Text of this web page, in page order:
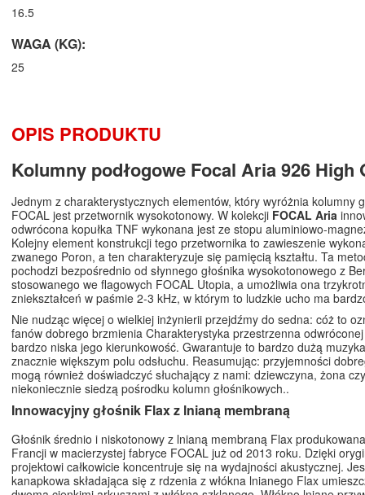
16.5
WAGA (KG):
25
OPIS PRODUKTU
Kolumny podłogowe Focal Aria 926
Jednym z charakterystycznych elementów, który wyróżnia kolumny
FOCAL jest przetwornik wysokotonowy. W kolekcji FOCAL Aria
odwrócona kopułka TNF wykonana jest ze stopu aluminiowo-
Kolejny element konstrukcji tego przetwornika to zawieszenie
zwanego Poron, a ten charakteryzuje się pamięcią kształtu. Ta
pochodzi bezpośrednio od słynnego głośnika wysokotonowego z
stosowanego we flagowych FOCAL Utopia, a umożliwia ona
zniekształceń w paśmie 2-3 kHz, w którym to ludzkie ucho ma
Nie nudząc więcej o wielkiej inżynierii przejdźmy do sedna: cóż to
fanów dobrego brzmienia Charakterystyka przestrzenna odwróconej
bardzo niska jego kierunkowość. Gwarantuje to bardzo dużą
znacznie większym polu odsłuchu. Reasumując: przyjemności
mogą również doświadczyć słuchający z nami: dziewczyna, żona
niekoniecznie siedzą pośrodku kolumn głośnikowych..
Innowacyjny głośnik Flax z lnianą membraną
Głośnik średnio i niskotonowy z lnianą membraną Flax
Francji w macierzystej fabryce FOCAL już od 2013 roku. Dzięki
projektowi całkowicie koncentruje się na wydajności akustycznej.
kanapkowa składająca się z rdzenia z włókna lnianego Flax